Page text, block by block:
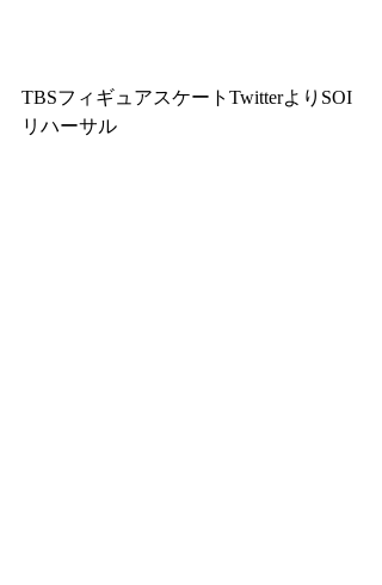
TBSフィギュアスケートTwitterよりSOI
リハーサル